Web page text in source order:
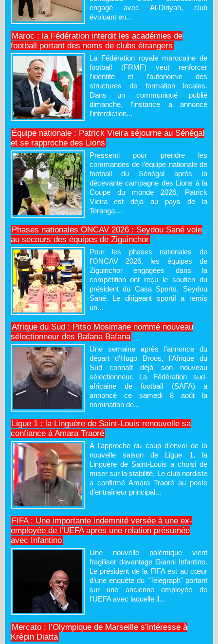
engagé avec Al-Diriyah, club
évoluant en...
Maroc : la Fédération interdit les académies de
football portant des noms de clubs étrangers
La Fédération royale marocaine de
football (FRMF) veut renforcer
l’identité et l’autonomie des
structures de formation locales.
Dans un communiqué publié
dimanche, l’instance a annoncé
l’interdiction...
Équipe nationale : Patrick Vieira séjourne au Sénégal
et se rapproche des Lions
Pressenti pour prendre les
commandes de l’équipe nationale de
football du Sénégal après la
décevante campagne des Lions à la
Coupe du monde 2026, Patrick
Vieira est déjà au pays de la
Teranga....
Phases nationales ONCAV 2026 : Seydou Sané vole
au secours des équipes de Ziguinchor
Pour les phases nationales de
l’ONCAV 2026, les équipes de
Ziguinchor engagées dans la
compétition ont reçu le soutien du
président du Casa Sports, Seydou
Sané. Le dirigeant sportif a remis
un...
Afrique du Sud : Pitso Mosimane nommé nouveau
sélectionneur des Bafana Bafana
Une semaine après l’annonce du
départ d’Hugo Broos, l’Afrique du
Sud connaît déjà son nouveau
sélectionneur. La Fédération sud-
africaine de football (SAFA) a
annoncé ce samedi 8 août la
nomination de...
Ligue 1 : la Linguère de Saint-Louis renouvelle sa
confiance à Amara Traoré
À l’approche du coup d’envoi de la
nouvelle saison de Ligue 1, la
Linguère de Saint-Louis a choisi de
miser sur la stabilité. Le club nordiste
a confirmé Amara Traoré au poste
d’entraîneur principal...
FIFA : Une importante indemnité versée à une ex-
employée de l’UEFA après une relation présumée
avec Infantino
Une nouvelle polémique vient
fragiliser davantage Gianni Infantino.
Le président de la FIFA est au cœur
d’une enquête du "Telegraph" portant
sur une ancienne employée de
l’UEFA avec laquelle il...
Mercato : l’Olympique de Marseille s’intéresse à
Krépin Diatta